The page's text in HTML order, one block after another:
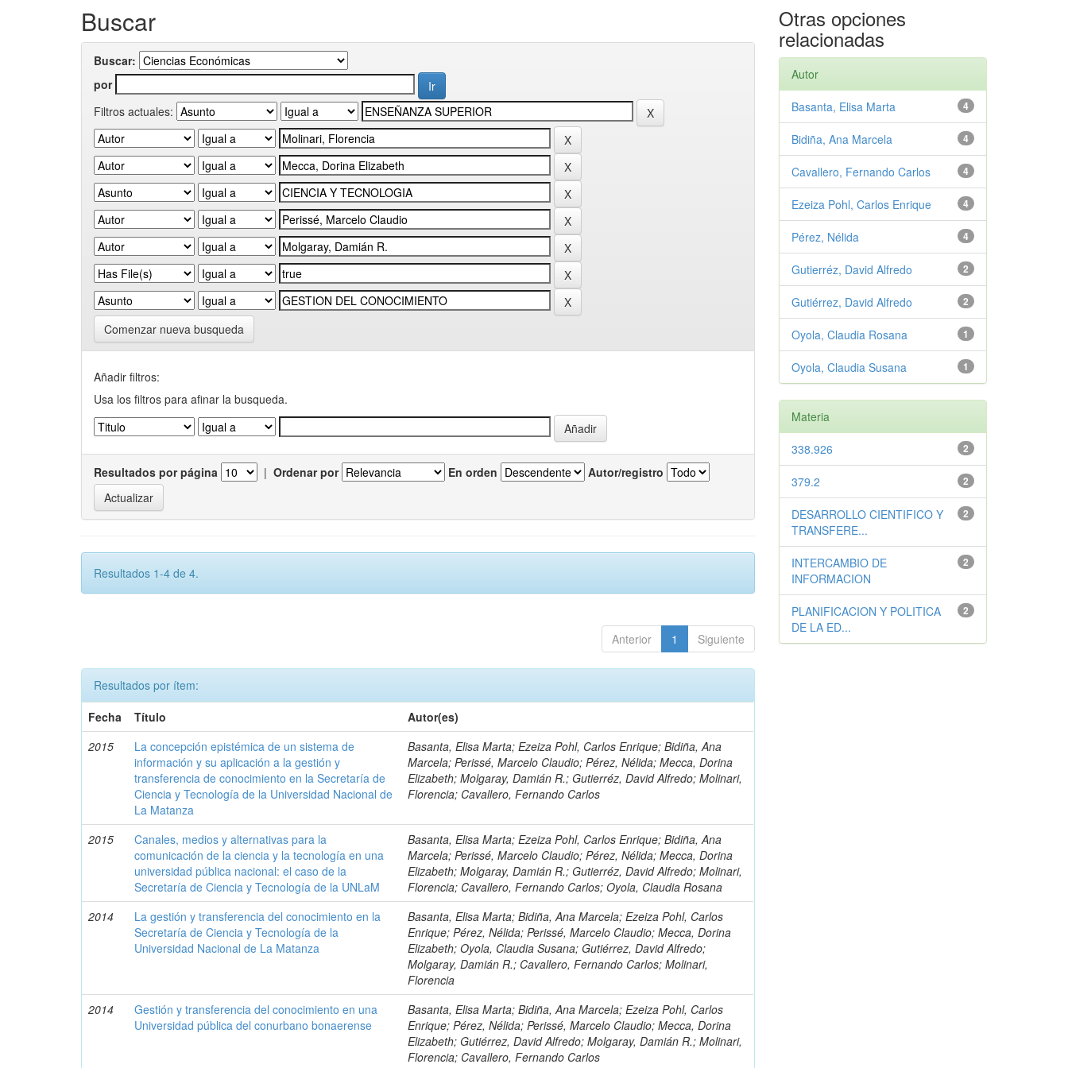
Buscar
Buscar:
por
Filtros actuales:
Comenzar nueva busqueda
Añadir filtros:
Usa los filtros para afinar la busqueda.
Resultados por página | Ordenar por En orden Autor/registro
Resultados 1-4 de 4.
Anterior 1 Siguiente
Resultados por ítem:
Fecha
Título
Autor(es)
2015
La concepción epistémica de un sistema de
información y su aplicación a la gestión y
transferencia de conocimiento en la Secretaría de
Ciencia y Tecnología de la Universidad Nacional de
La Matanza
Basanta, Elisa Marta; Ezeiza Pohl, Carlos Enrique; Bidiña, Ana
Marcela; Perissé, Marcelo Claudio; Pérez, Nélida; Mecca, Dorina
Elizabeth; Molgaray, Damián R.; Gutierréz, David Alfredo; Molinari,
Florencia; Cavallero, Fernando Carlos
2015
Canales, medios y alternativas para la
comunicación de la ciencia y la tecnología en una
universidad pública nacional: el caso de la
Secretaría de Ciencia y Tecnología de la UNLaM
Basanta, Elisa Marta; Ezeiza Pohl, Carlos Enrique; Bidiña, Ana
Marcela; Perissé, Marcelo Claudio; Pérez, Nélida; Mecca, Dorina
Elizabeth; Molgaray, Damián R.; Gutierréz, David Alfredo; Molinari,
Florencia; Cavallero, Fernando Carlos; Oyola, Claudia Rosana
2014
La gestión y transferencia del conocimiento en la
Secretaría de Ciencia y Tecnología de la
Universidad Nacional de La Matanza
Basanta, Elisa Marta; Bidiña, Ana Marcela; Ezeiza Pohl, Carlos
Enrique; Pérez, Nélida; Perissé, Marcelo Claudio; Mecca, Dorina
Elizabeth; Oyola, Claudia Susana; Gutiérrez, David Alfredo;
Molgaray, Damián R.; Cavallero, Fernando Carlos; Molinari,
Florencia
2014
Gestión y transferencia del conocimiento en una
Universidad pública del conurbano bonaerense
Basanta, Elisa Marta; Bidiña, Ana Marcela; Ezeiza Pohl, Carlos
Enrique; Pérez, Nélida; Perissé, Marcelo Claudio; Mecca, Dorina
Elizabeth; Gutiérrez, David Alfredo; Molgaray, Damián R.; Molinari,
Florencia; Cavallero, Fernando Carlos
Otras opciones
relacionadas
Autor
4
Basanta, Elisa Marta
4
Bidiña, Ana Marcela
4
Cavallero, Fernando Carlos
4
Ezeiza Pohl, Carlos Enrique
4
Pérez, Nélida
2
Gutierréz, David Alfredo
2
Gutiérrez, David Alfredo
1
Oyola, Claudia Rosana
1
Oyola, Claudia Susana
Materia
2
338.926
2
379.2
2
DESARROLLO CIENTIFICO Y
TRANSFERE...
2
INTERCAMBIO DE
INFORMACION
2
PLANIFICACION Y POLITICA
DE LA ED...